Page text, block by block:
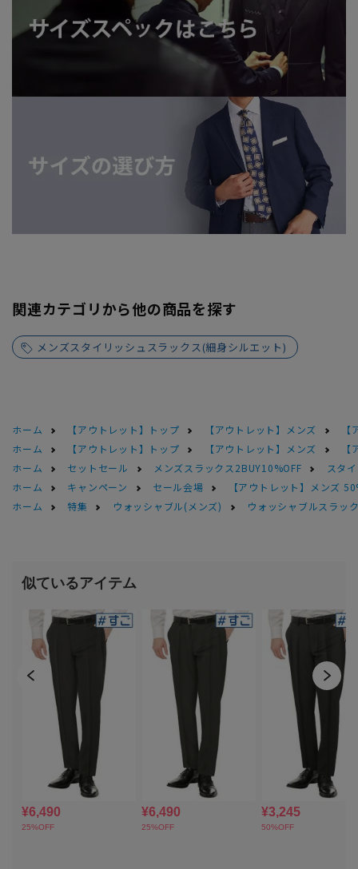
関連カテゴリから他の商品を探す
メンズスタイリッシュスラックス(細身シルエット)
ホーム 【アウトレット】トップ 【アウトレット】メンズ
ホーム
【アウトレット】トップ 【アウトレット】メンズ
ホーム
セットセール メンズスラックス2BUY10%OFF
スタ
ホーム
キャンペーン セール会場
【アウトレット】メンズ
ホーム
特集 ウォッシャブル(メンズ) ウォッシャブルスラッ